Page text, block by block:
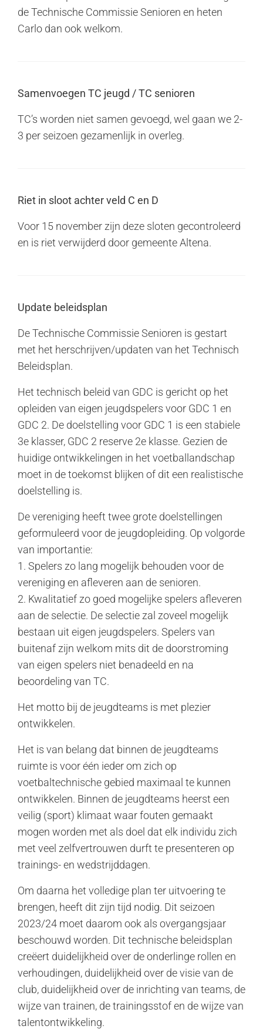
de Technische Commissie Senioren en heten
Carlo dan ook welkom.
Samenvoegen TC jeugd / TC senioren
TC’s worden niet samen gevoegd, wel gaan we 2-
3 per seizoen gezamenlijk in overleg.
Riet in sloot achter veld C en D
Voor 15 november zijn deze sloten gecontroleerd
en is riet verwijderd door gemeente Altena.
Update beleidsplan
De Technische Commissie Senioren is gestart
met het herschrijven/updaten van het Technisch
Beleidsplan.
Het technisch beleid van GDC is gericht op het
opleiden van eigen jeugdspelers voor GDC 1 en
GDC 2. De doelstelling voor GDC 1 is een stabiele
3e klasser, GDC 2 reserve 2e klasse. Gezien de
huidige ontwikkelingen in het voetballandschap
moet in de toekomst blijken of dit een realistische
doelstelling is.
De vereniging heeft twee grote doelstellingen
geformuleerd voor de jeugdopleiding. Op volgorde
van importantie:
1. Spelers zo lang mogelijk behouden voor de
vereniging en afleveren aan de senioren.
2. Kwalitatief zo goed mogelijke spelers afleveren
aan de selectie. De selectie zal zoveel mogelijk
bestaan uit eigen jeugdspelers. Spelers van
buitenaf zijn welkom mits dit de doorstroming
van eigen spelers niet benadeeld en na
beoordeling van TC.
Het motto bij de jeugdteams is met plezier
ontwikkelen.
Het is van belang dat binnen de jeugdteams
ruimte is voor één ieder om zich op
voetbaltechnische gebied maximaal te kunnen
ontwikkelen. Binnen de jeugdteams heerst een
veilig (sport) klimaat waar fouten gemaakt
mogen worden met als doel dat elk individu zich
met veel zelfvertrouwen durft te presenteren op
trainings- en wedstrijddagen.
Om daarna het volledige plan ter uitvoering te
brengen, heeft dit zijn tijd nodig. Dit seizoen
2023/24 moet daarom ook als overgangsjaar
beschouwd worden. Dit technische beleidsplan
creëert duidelijkheid over de onderlinge rollen en
verhoudingen, duidelijkheid over de visie van de
club, duidelijkheid over de inrichting van teams, de
wijze van trainen, de trainingsstof en de wijze van
talentontwikkeling.